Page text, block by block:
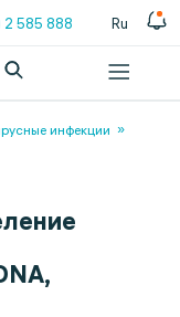
2 585 888 Ru
инфекции